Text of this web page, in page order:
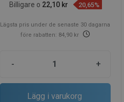
Billigare o 22,10 kr 20,65%
Lägsta pris under de senaste 30 dagarna
före rabatten: 84,90 kr
- +
Lägg i varukorg